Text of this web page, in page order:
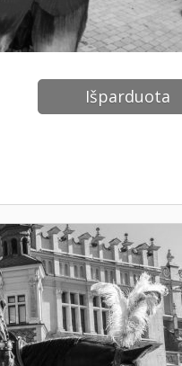
Išparduota